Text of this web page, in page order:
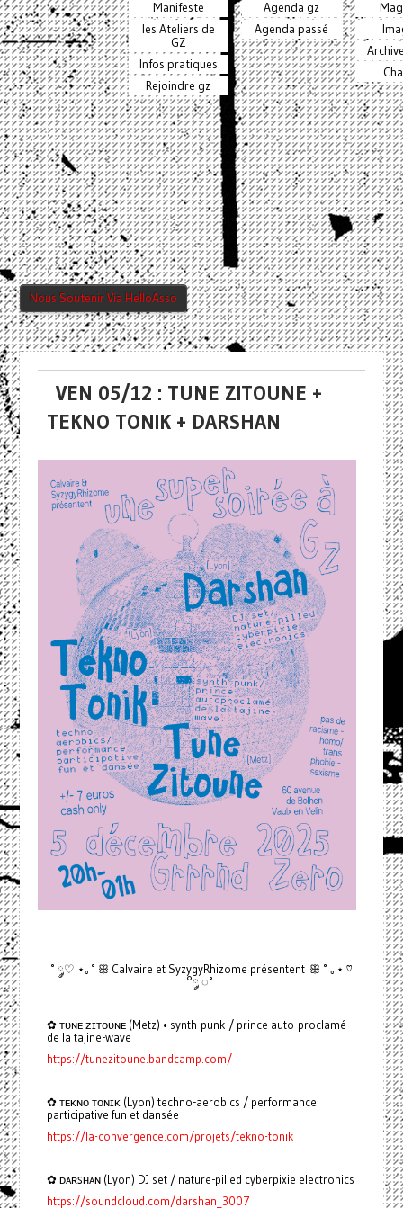
Manifeste
les Ateliers de
GZ
Infos pratiques
Rejoindre gz
Agenda gz
Agenda passé
Nous Soutenir Via HelloAsso
VEN 05/12 : TUNE ZITOUNE +
TEKNO TONIK + DARSHAN
˚ ◌༘♡ ⋆｡˚ ꕥ Calvaire et SyzygyRhizome présentent ꕥ ˚ ｡⋆ ♡
°༘ ◌˚
✿ ᴛᴜɴᴇ ᴢɪᴛᴏᴜɴᴇ (Metz) • synth-punk / prince auto-proclamé
de la tajine-wave
https://tunezitoune.bandcamp.com/
✿ ᴛᴇᴋɴᴏ ᴛᴏɴɪᴋ (Lyon) techno-aerobics / performance
participative fun et dansée
https://la-convergence.com/projets/tekno-tonik
✿ ᴅᴀʀꜱʜᴀɴ (Lyon) DJ set / nature-pilled cyberpixie electronics
https://soundcloud.com/darshan_3007